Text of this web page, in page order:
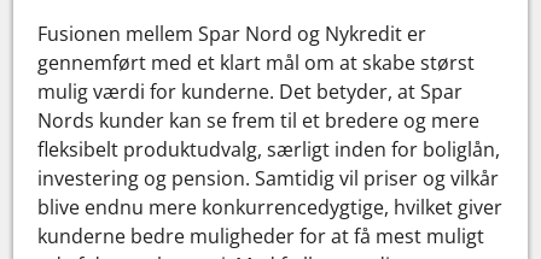
Fusionen mellem Spar Nord og Nykredit er
gennemført med et klart mål om at skabe størst
mulig værdi for kunderne. Det betyder, at Spar
Nords kunder kan se frem til et bredere og mere
fleksibelt produktudvalg, særligt inden for boliglån,
investering og pension. Samtidig vil priser og vilkår
blive endnu mere konkurrencedygtige, hvilket giver
kunderne bedre muligheder for at få mest muligt